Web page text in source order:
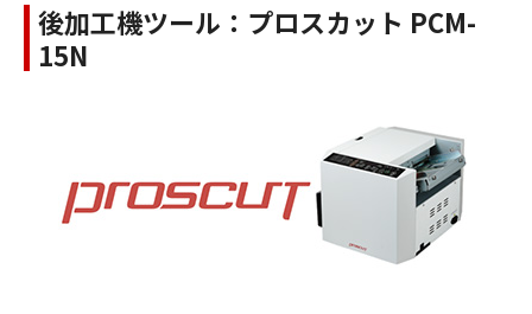
後加工機ツール：プロスカット PCM-
15N